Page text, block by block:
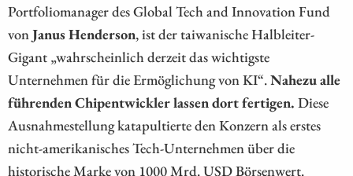
Portfoliomanager des Global Tech and Innovation Fund
von Janus Henderson, ist der taiwanische Halbleiter-
Gigant „wahrscheinlich derzeit das wichtigste
Unternehmen für die Ermöglichung von KI“.Nahezu alle
führenden Chipentwickler lassen dort fertigen. Diese
Ausnahmestellung katapultierte den Konzern als erstes
nicht-amerikanisches Tech-Unternehmen über die
historische Marke von 1000 Mrd. USD Börsenwert.